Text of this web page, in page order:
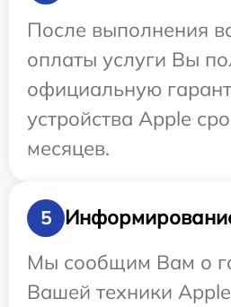
После выполнения
оплаты услуги Вы
официальную
устройства Apple
месяцев.
5
Мы сообщим Вам о
Вашей техники